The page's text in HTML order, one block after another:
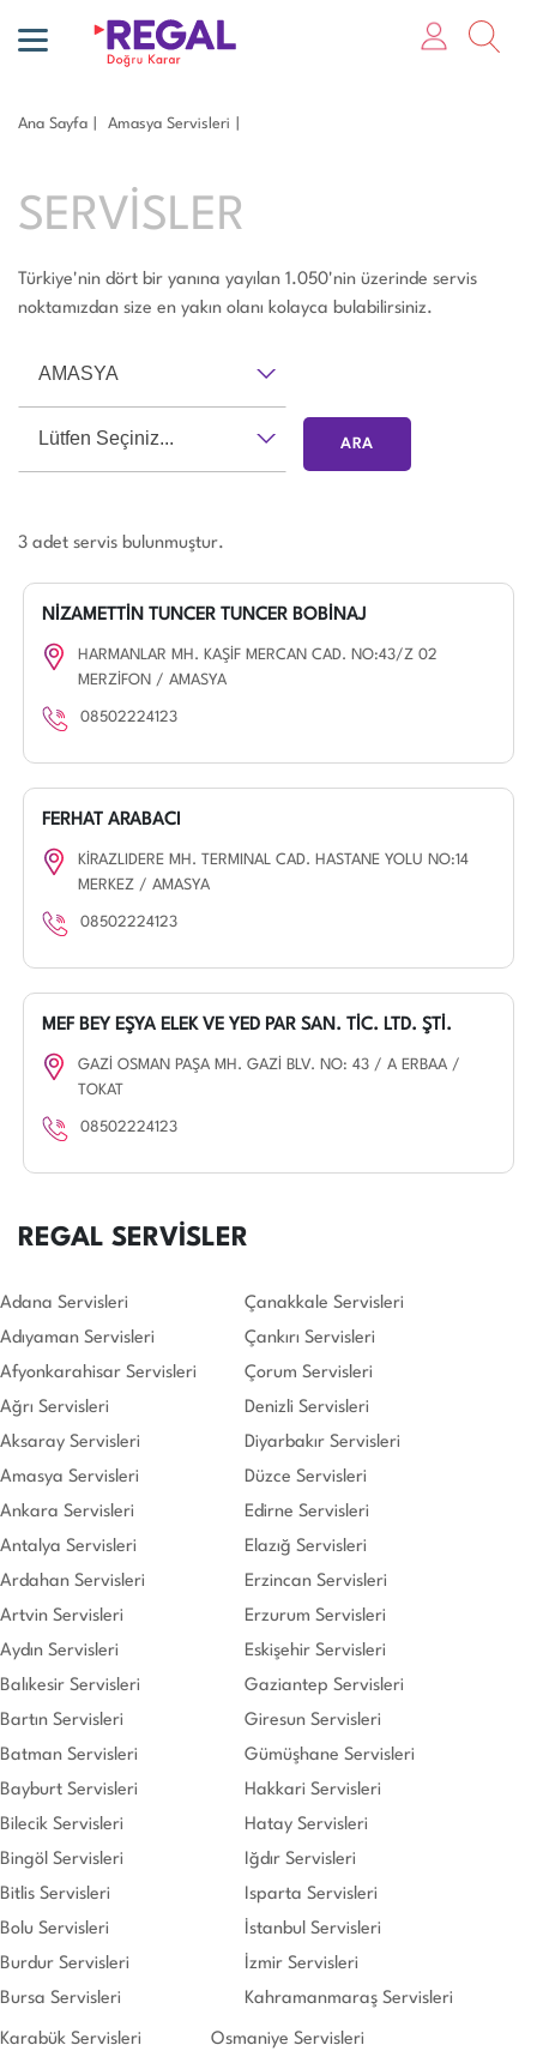
Ana Sayfa Amasya Servisleri
SERVİSLER
Türkiye'nin dört bir yanına yayılan 1.050'nin üzerinde servis
noktamızdan size en yakın olanı kolayca bulabilirsiniz.
AMASYA
Lütfen Seçiniz...
3 adet servis bulunmuştur.
NİZAMETTİN TUNCER TUNCER BOBİNAJ
HARMANLAR MH. KAŞİF MERCAN CAD. NO:43/Z 02
MERZİFON / AMASYA
08502224123
FERHAT ARABACI
KİRAZLIDERE MH. TERMINAL CAD. HASTANE YOLU NO:14
MERKEZ / AMASYA
08502224123
MEF BEY EŞYA ELEK VE YED PAR SAN. TİC. LTD. ŞTİ.
GAZİ OSMAN PAŞA MH. GAZİ BLV. NO: 43 / A ERBAA /
TOKAT
08502224123
REGAL SERVİSLER
Adana Servisleri
Adıyaman Servisleri
Afyonkarahisar Servisleri
Ağrı Servisleri
Aksaray Servisleri
Amasya Servisleri
Ankara Servisleri
Antalya Servisleri
Ardahan Servisleri
Artvin Servisleri
Aydın Servisleri
Balıkesir Servisleri
Bartın Servisleri
Batman Servisleri
Bayburt Servisleri
Bilecik Servisleri
Bingöl Servisleri
Bitlis Servisleri
Bolu Servisleri
Burdur Servisleri
Bursa Servisleri
Çanakkale Servisleri
Çankırı Servisleri
Çorum Servisleri
Denizli Servisleri
Diyarbakır Servisleri
Düzce Servisleri
Edirne Servisleri
Elazığ Servisleri
Erzincan Servisleri
Erzurum Servisleri
Eskişehir Servisleri
Gaziantep Servisleri
Giresun Servisleri
Gümüşhane Servisleri
Hakkari Servisleri
Hatay Servisleri
Iğdır Servisleri
Isparta Servisleri
İstanbul Servisleri
İzmir Servisleri
Kahramanmaraş Servisleri
Karabük Servisleri
Osmaniye Servisleri